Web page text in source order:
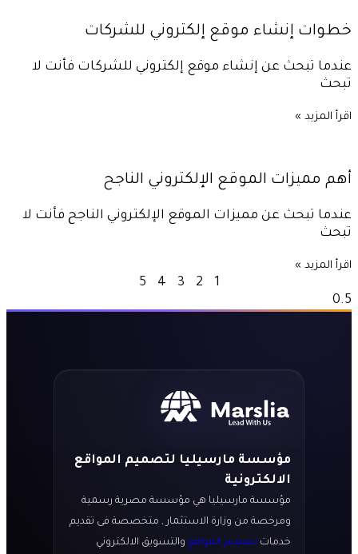
خطوات إنشاء موقع إلكتروني للشركات
عندما تبحث عن إنشاء موقع إلكتروني للشركات فأنت لا
تبحث
اقرأ المزيد »
أهم مميزات الموقع الإلكتروني الناجح
عندما تبحث عن مميزات الموقع الإلكتروني الناجح فأنت لا
تبحث
اقرأ المزيد »
1
2
3
4
5
مؤسسة مارسيليا لتصميم المواقع
الالكترونية
مؤسسة مارسيليا هي مؤسسة مصرية رسمية
ومرخصة من وزارة الاستثمار , متخصصة فى تقديم
خدمات تصميم المواقع والتسويق الالكتروني